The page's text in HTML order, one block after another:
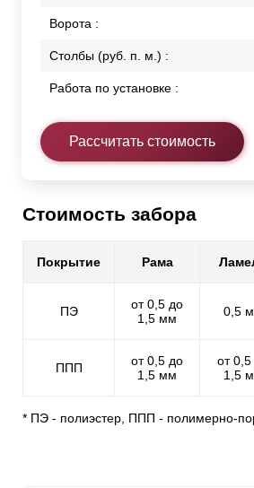
Ворота :
Столбы (руб. п. м.) :
Работа по установке :
Рассчитать стоимость
Стоимость забора
Покрытие Рама
ПЭ
от 0,5 до
1,5 мм
0,5
ППП
от 0,5 до
1,5 мм
от
1,5
* ПЭ - полиэстер, ППП - полимерно-